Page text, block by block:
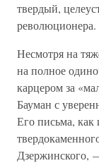
твердый,
революционера.
Несмотря на
на полное
карцером за
Бауман с
Его письма,
Дзержинского,